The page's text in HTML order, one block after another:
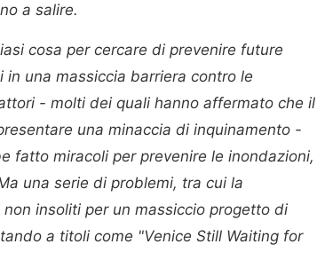
a salire.
cosa per cercare di prevenire future
una massiccia barriera contro le
- molti dei quali hanno affermato che il
una minaccia di inquinamento -
fatto miracoli per prevenire le inondazioni,
una serie di problemi, tra cui la
insoliti per un massiccio progetto di
a titoli come "Venice Still Waiting for